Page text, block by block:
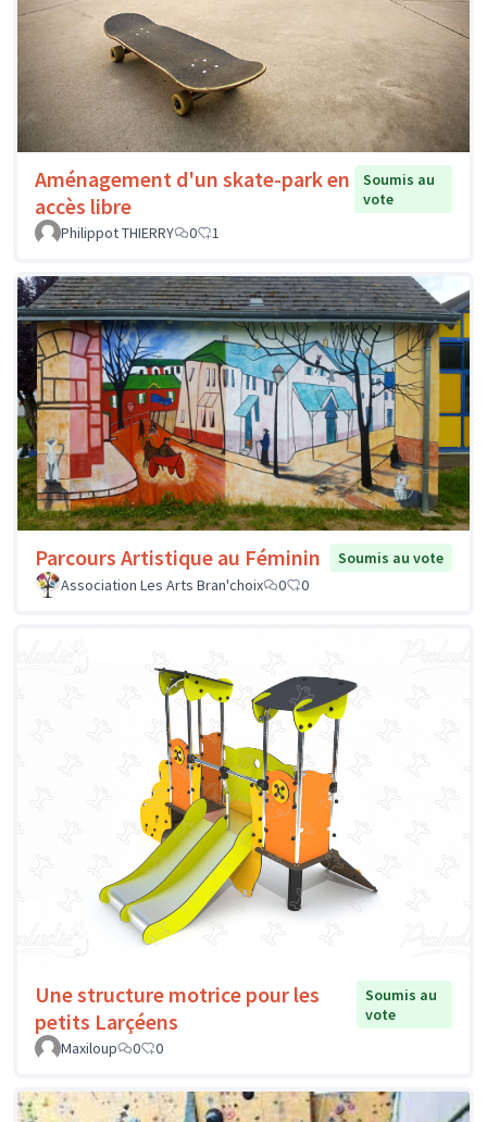
Aménagement d'un skate-park en
accès libre
Soumis au
vote
Philippot THIERRY
0 1
Parcours Artistique au Féminin
Soumis au vote
Association Les Arts Bran'choix
0 0
Une structure motrice pour les
petits Larçéens
Soumis au
vote
Maxiloup
0 0